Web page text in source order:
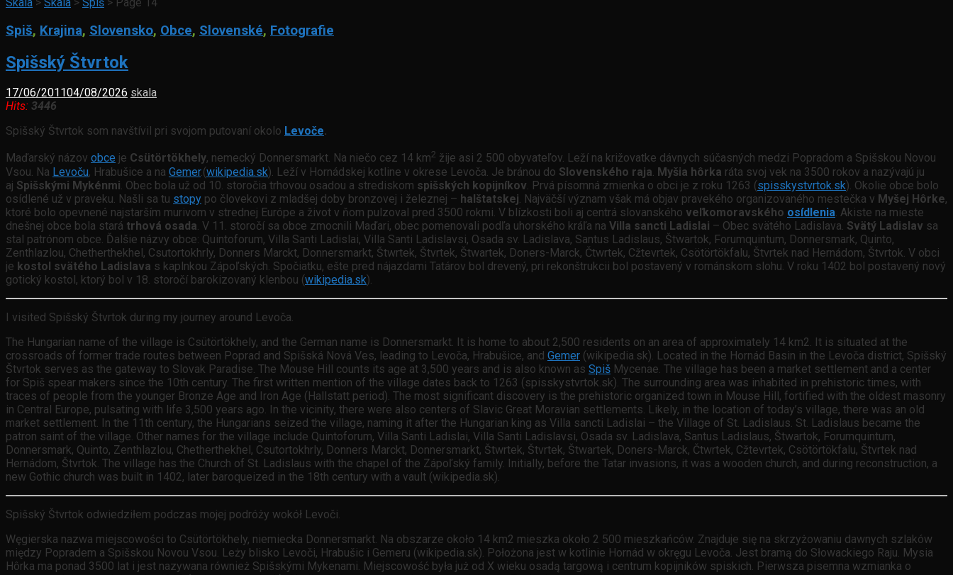
Spiš, Krajina, Slovensko, Obce, Slovenské, Fotografie
Spišský Štvrtok
17/06/201104/08/2026 skala
Hits: 3446
Spišský Štvrtok som navštívil pri svojom putovaní okolo Levoče.
Maďarský názov obce je Csütörtökhely, nemecký Donnersmarkt. Na niečo cez 14 km2 žije asi 2 500 obyvateľov. Leží na križovatke dávnych súčasných medzi Popradom a Spišskou Novou
Vsou. Na Levoču, Hrabušice a na Gemer.(wikipedia.sk). Leží v Hornádskej kotline v okrese Levoča. Je bránou do Slovenského raja Myšia hôrka ráta svoj vek na 3500 rokov a nazývajú ju
aj Spišskými Mykénmi . Obec bola už od 10. storočia trhovou osadou a strediskom spišských kopijníkov . Prvá písomná zmienka o obci je z roku 1263 (spisskystvrtok.sk). Okolie obce bolo
osídlené už v praveku. Našli sa tu stopy po človekovi z mladšej doby bronzovej i železnej – halštatskej . Najväčší význam však má objav pravekého organizovaného mestečka v Myšej Hôrke,
ktoré bolo opevnené najstarším murivom v strednej Európe a život v ňom pulzoval pred 3500 rokmi. V blízkosti boli aj centrá slovanského veľkomoravského osídlenia . Akiste na mieste
dnešnej obce bola stará trhová osada . V 11. storočí sa obce zmocnili Maďari, obec pomenovali podľa uhorského kráľa na Villa sancti Ladislai – Obec svätého Ladislava. Svätý Ladislav sa
stal patrónom obce. Ďalšie názvy obce: Quintoforum, Villa Santi Ladislai, Villa Santi Ladislavsi, Osada sv. Ladislava, Santus Ladislaus, Štwartok, Forumquintum, Donnersmark, Quinto,
Zenthlazlou, Chetherthekhel, Csutortokhrly, Donners Marckt, Donnersmarkt, Štwrtek, Štvrtek, Štwartek, Doners-Marck, Čtwrtek, Cžtevrtek, Csötörtökfalu, Štvrtek nad Hernádom, Štvrtok. V obci
je kostol svätého Ladislava s kaplnkou Zápoľských. Spočiatku, ešte pred nájazdami Tatárov bol drevený, pri rekonštrukcii bol postavený v románskom slohu. V roku 1402 bol postavený nový
gotický kostol, ktorý bol v 18. storočí barokizovaný klenbou (wikipedia.sk).
I visited Spišský Štvrtok during my journey around Levoča.
The Hungarian name of the village is Csütörtökhely, and the German name is Donnersmarkt. It is home to about 2,500 residents on an area of approximately 14 km2. It is situated at the
crossroads of former trade routes between Poprad and Spišská Nová Ves, leading to Levoča, Hrabušice, and Gemer (wikipedia.sk). Located in the Hornád Basin in the Levoča district, Spišský
Štvrtok serves as the gateway to Slovak Paradise. The Mouse Hill counts its age at 3,500 years and is also known as Spiš Mycenae. The village has been a market settlement and a center
for Spiš spear makers since the 10th century. The first written mention of the village dates back to 1263 (spisskystvrtok.sk). The surrounding area was inhabited in prehistoric times, with
traces of people from the younger Bronze Age and Iron Age (Hallstatt period). The most significant discovery is the prehistoric organized town in Mouse Hill, fortified with the oldest masonry
in Central Europe, pulsating with life 3,500 years ago. In the vicinity, there were also centers of Slavic Great Moravian settlements. Likely, in the location of today’s village, there was an old
market settlement. In the 11th century, the Hungarians seized the village, naming it after the Hungarian king as Villa sancti Ladislai – the Village of St. Ladislaus. St. Ladislaus became the
patron saint of the village. Other names for the village include Quintoforum, Villa Santi Ladislai, Villa Santi Ladislavsi, Osada sv. Ladislava, Santus Ladislaus, Štwartok, Forumquintum,
Donnersmark, Quinto, Zenthlazlou, Chetherthekhel, Csutortokhrly, Donners Marckt, Donnersmarkt, Štwrtek, Štvrtek, Štwartek, Doners-Marck, Čtwrtek, Cžtevrtek, Csötörtökfalu, Štvrtek nad
Hernádom, Štvrtok. The village has the Church of St. Ladislaus with the chapel of the Zápoľský family. Initially, before the Tatar invasions, it was a wooden church, and during reconstruction, a
new Gothic church was built in 1402, later baroqueized in the 18th century with a vault (wikipedia.sk).
Spišský Štvrtok odwiedziłem podczas mojej podróży wokół Levoči.
Węgierska nazwa miejscowości to Csütörtökhely, niemiecka Donnersmarkt. Na obszarze około 14 km2 mieszka około 2 500 mieszkańców. Znajduje się na skrzyżowaniu dawnych szlaków
między Popradem a Spišskou Novou Vsou. Leży blisko Levoči, Hrabušic i Gemeru (wikipedia.sk). Położona jest w kotlinie Hornád w okręgu Levoča. Jest bramą do Słowackiego Raju. Mysia
Hôrka ma ponad 3500 lat i jest nazywana również Spišskými Mykenami. Miejscowość była już od X wieku osadą targową i centrum kopijników spiskich. Pierwsza pisemna wzmianka o